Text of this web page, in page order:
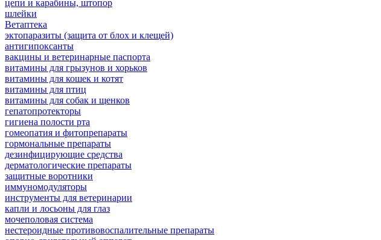
цепи и карабины, штопор
шлейки
Ветаптека
эктопаразиты (защита от блох и клещей)
антигипоксанты
вакцины и ветеринарные паспорта
витамины для грызунов и хорьков
витамины для кошек и котят
витамины для птиц
витамины для собак и щенков
гепатопротекторы
гигиена полости рта
гомеопатия и фитопрепараты
гормональные препараты
дезинфицирующие средства
дерматологические препараты
защитные воротники
иммуномодуляторы
инструменты для ветеринарии
капли и лосьоны для глаз
мочеполовая система
нестероидные противовоспалительные препараты